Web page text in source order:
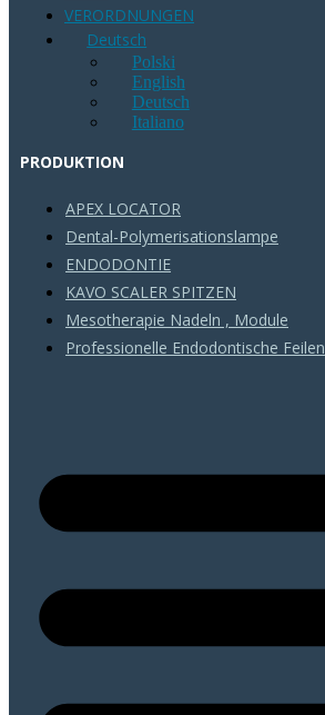
VERORDNUNGEN
Deutsch
Polski
English
Deutsch
Italiano
PRODUKTION
APEX LOCATOR
Dental-Polymerisationslampe
ENDODONTIE
KAVO SCALER SPITZEN
Mesotherapie Nadeln , Module
Professionelle Endodontische Feilen